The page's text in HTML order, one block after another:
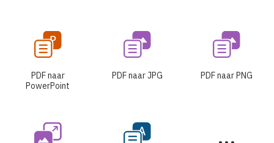
PDF naar
PowerPoint
PDF naar JPG PDF naar PNG